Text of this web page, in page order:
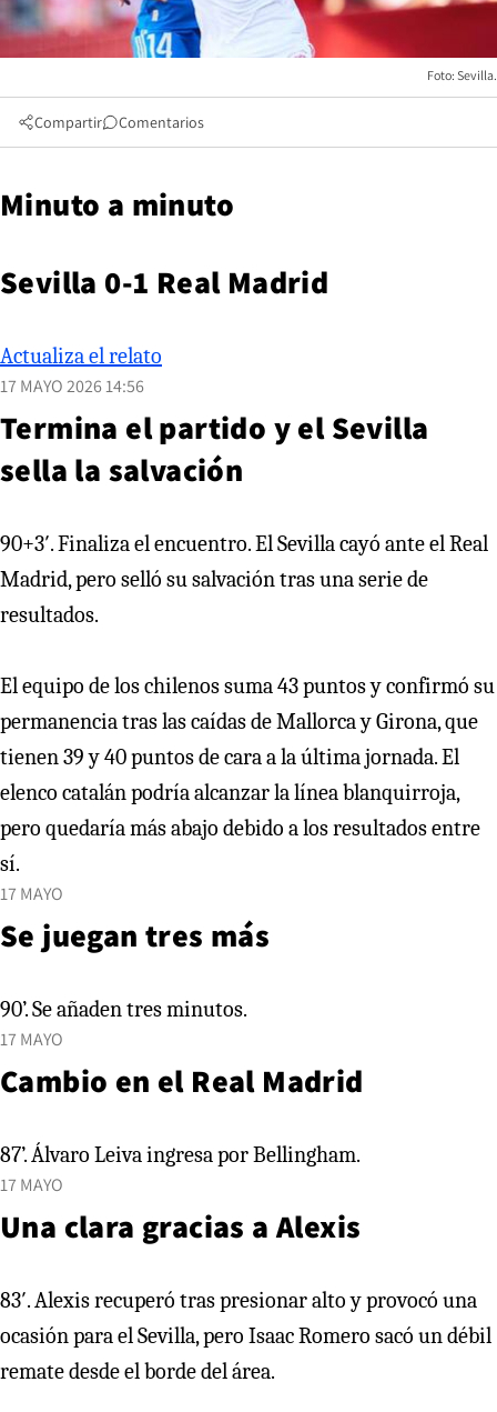
Foto: Sevilla.
Compartir Comentarios
Minuto a minuto
Sevilla 0-1 Real Madrid
Actualiza el relato
17 MAYO 2026 14:56
Termina el partido y el Sevilla
sella la salvación
90+3′. Finaliza el encuentro. El Sevilla cayó ante el Real
Madrid, pero selló su salvación tras una serie de
resultados.
El equipo de los chilenos suma 43 puntos y confirmó su
permanencia tras las caídas de Mallorca y Girona, que
tienen 39 y 40 puntos de cara a la última jornada. El
elenco catalán podría alcanzar la línea blanquirroja,
pero quedaría más abajo debido a los resultados entre
sí.
17 MAYO
Se juegan tres más
90’. Se añaden tres minutos.
17 MAYO
Cambio en el Real Madrid
87’. Álvaro Leiva ingresa por Bellingham.
17 MAYO
Una clara gracias a Alexis
83′. Alexis recuperó tras presionar alto y provocó una
ocasión para el Sevilla, pero Isaac Romero sacó un débil
remate desde el borde del área.